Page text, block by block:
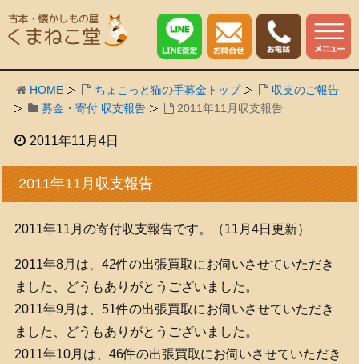
HOME ちょこっと猫の手募金トップ
収支のご報告
募金・寄付 収支報告
2011年11月収支報告
2011年11月4日
2011年11月収支報告
2011年11月の寄付収支報告です。（11月4日更新）
2011年8月は、42件の出張買取にお伺いさせていただき
ました、どうもありがとうございました。
2011年9月は、51件の出張買取にお伺いさせていただき
ました、どうもありがとうございました。
2011年10月は、46件の出張買取にお伺いさせていただき